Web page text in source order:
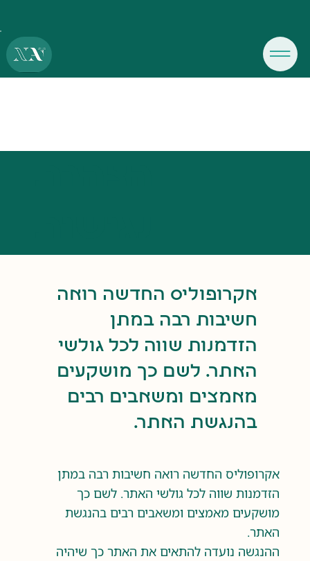
אקרופוליס החדשה רואה חשיבות רבה במתן
הזדמנות שווה לכל גולשי האתר. לשם כך
מושקעים מאמצים ומשאבים רבים בהנגשת
האתר.
ההנגשה נועדה להתאים את האתר כך שיהיה
אקרופוליס החדשה רואה
חשיבות רבה במתן
הזדמנות שווה לכל גולשי
האתר. לשם כך מושקעים
מאמצים ומשאבים רבים
בהנגשת האתר.